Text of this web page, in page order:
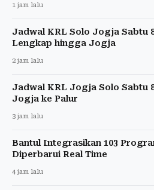
1 jam lalu
Jadwal KRL Solo Jogja Sabtu
Lengkap hingga Jogja
2 jam lalu
Jadwal KRL Jogja Solo Sabtu
Jogja ke Palur
3 jam lalu
Bantul Integrasikan 103
Diperbarui Real Time
4 jam lalu